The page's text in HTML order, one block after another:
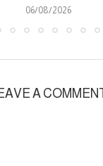
06/08/2026
A